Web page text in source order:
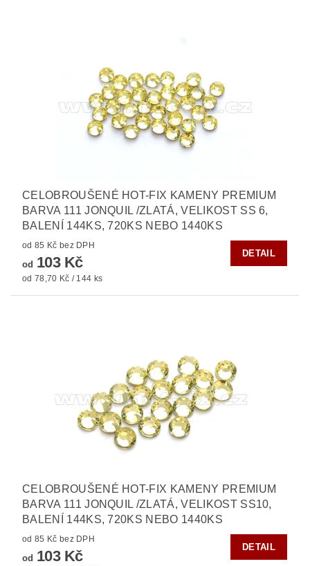
CELOBROUŠENÉ HOT-FIX KAMENY PREMIUM
BARVA 111 JONQUIL /ZLATÁ, VELIKOST SS 6,
BALENÍ 144KS, 720KS NEBO 1440KS
od 85 Kč bez DPH
od 103 Kč
od 78,70 Kč / 144 ks
DETAIL
CELOBROUŠENÉ HOT-FIX KAMENY PREMIUM
BARVA 111 JONQUIL /ZLATÁ, VELIKOST SS10,
BALENÍ 144KS, 720KS NEBO 1440KS
od 85 Kč bez DPH
od 103 Kč
DETAIL